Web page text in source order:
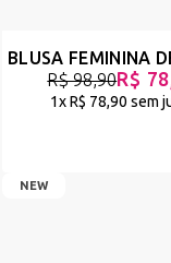
R$ 98,90R$
1xR$ 78,90 sem
NEW